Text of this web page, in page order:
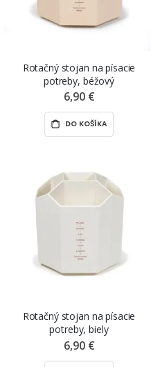
Rotačný stojan na písacie
potreby, béžový
6,90 €
DO KOŠÍKA
Rotačný stojan na písacie
potreby, biely
6,90 €